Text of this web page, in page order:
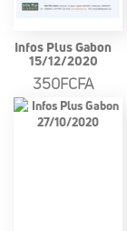
Infos Plus Gabon
15/12/2020
350FCFA